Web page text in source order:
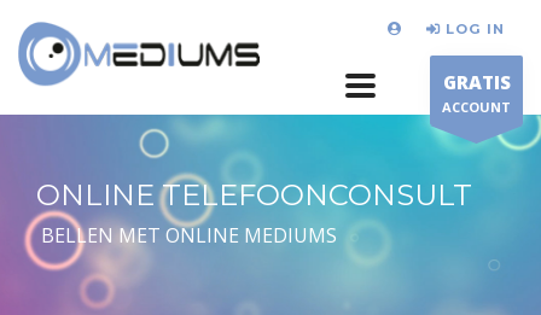
LOG IN
GRATIS
ACCOUNT
ONLINE TELEFOONCONSULT
BELLEN MET ONLINE MEDIUMS